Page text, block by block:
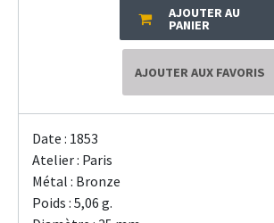
AJOUTER AU
PANIER
AJOUTER AUX FAVORIS
Date : 1853
Atelier : Paris
Métal : Bronze
Poids : 5,06 g.